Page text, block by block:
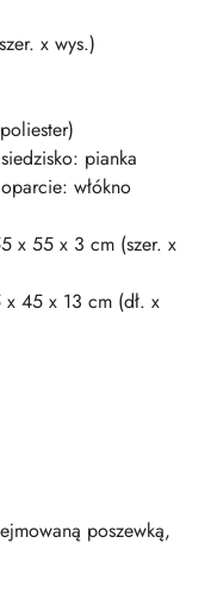
x wys.)
pianka
włókno
x 55 x 3 cm (szer. x
45 x 13 cm (dł. x
poszewką,